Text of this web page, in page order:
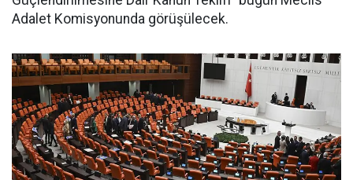
Adalet Komisyonunda görüşülecek.